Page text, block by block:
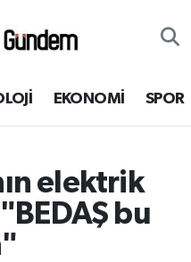
EKONOMİ SPOR
elektrik
bu
Fikstür